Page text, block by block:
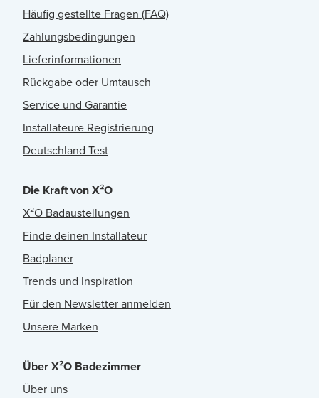
Häufig gestellte Fragen (FAQ)
Zahlungsbedingungen
Lieferinformationen
Rückgabe oder Umtausch
Service und Garantie
Installateure Registrierung
Deutschland Test
Die Kraft von X²O
X²O Badaustellungen
Finde deinen Installateur
Badplaner
Trends und Inspiration
Für den Newsletter anmelden
Unsere Marken
Über X²O Badezimmer
Über uns